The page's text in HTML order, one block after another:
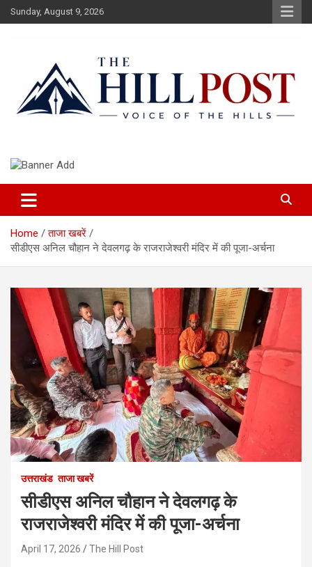
Skip
to
Sunday, August 9, 2026
The Hillpost
Home
ताजा खबरें
सीडीएस अनिल चौहान ने देवलगढ़ के राजराजेश्वरी मंदिर में की पूजा-अर्चना
उत्तराखंड ताजा खबरें
सीडीएस अनिल चौहान ने देवलगढ़ के
राजराजेश्वरी मंदिर में की पूजा-अर्चना
April 17, 2026 The Hill Post